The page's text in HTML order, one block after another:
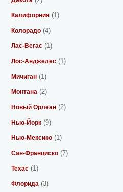
Калифорния (1)
Колорадо (4)
Лас-Вегас (1)
Лос-Анджелес (1)
Мичиган (1)
Монтана (2)
Новый Орлеан (2)
Нью-Йорк (9)
Нью-Мексико (1)
Сан-Франциско (7)
Техас (1)
Флорида (3)